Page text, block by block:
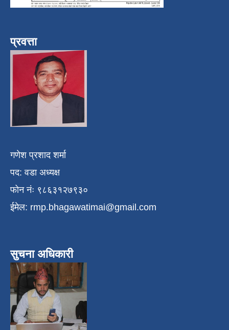
प्रवत्ता
गणेश प्रशाद शर्मा
पद: वडा अध्यक्ष
फोन नंः ९८६३१२७९३०
ईमेल: rmp.bhagawatimai@gmail.com
सुचना अधिकारी